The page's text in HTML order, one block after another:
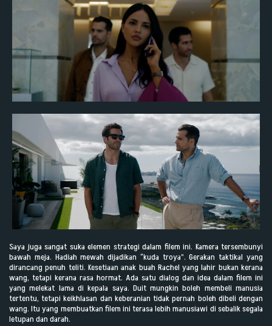
Saya juga sangat suka elemen strategi dalam filem ini. Kamera tersembunyi
bawah meja. Hadiah mewah dijadikan “kuda troya”. Gerakan taktikal yang
dirancang penuh teliti. Kesetiaan anak buah Rachel yang lahir bukan kerana
wang, tetapi kerana rasa hormat. Ada satu dialog dan idea dalam filem ini
yang melekat lama di kepala saya. Duit mungkin boleh membeli manusia
tertentu, tetapi keikhlasan dan keberanian tidak pernah boleh dibeli dengan
wang. Itu yang membuatkan filem ini terasa lebih manusiawi di sebalik segala
letupan dan darah.